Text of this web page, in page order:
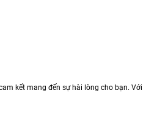
kết mang đến sự hài lòng cho bạn. Với